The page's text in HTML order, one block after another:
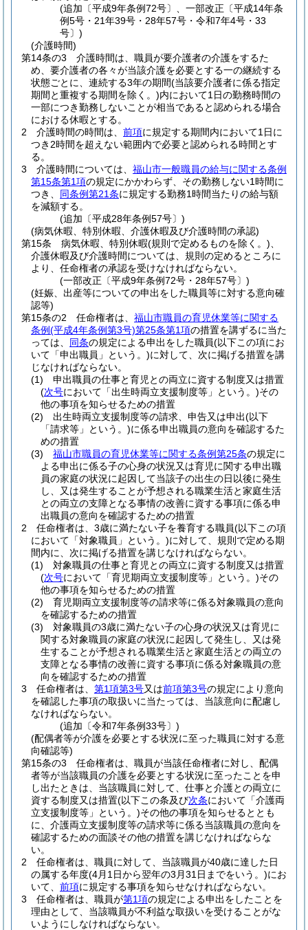
(追加〔平成9年条例72号〕、一部改正〔平成14年条
例5号・21年39号・28年57号・令和7年4号・33
号〕)
(介護時間)
第14条の3
介護時間は、職員が要介護者の介護をするた
め、要介護者の各々が当該介護を必要とする一の継続する
状態ごとに、連続する3年の期間(当該要介護者に係る指定
期間と重複する期間を除く。)内において1日の勤務時間の
一部につき勤務しないことが相当であると認められる場合
における休暇とする。
2
介護時間の時間は、 前項に規定する期間内において1日に
つき2時間を超えない範囲内で必要と認められる時間とす
る。
3
介護時間については、 福山市一般職員の給与に関する条例
第15条第1項の規定にかかわらず、その勤務しない1時間に
つき、 同条例第21条に規定する勤務1時間当たりの給与額
を減額する。
(追加〔平成28年条例57号〕)
(病気休暇、特別休暇、介護休暇及び介護時間の承認)
第15条
病気休暇、特別休暇(規則で定めるものを除く。)
介護休暇及び介護時間については、規則の定めるところに
より、任命権者の承認を受けなければならない。
(一部改正〔平成9年条例72号・28年57号〕)
(妊娠、出産等についての申出をした職員等に対する意向確
認等)
第15条の2
任命権者は、 福山市職員の育児休業等に関する
条例(平成4年条例第3号)第25条第1項の措置を講ずるに当た
っては、 同条の規定による申出をした職員(以下この項にお
いて「申出職員」という。)に対して、次に掲げる措置を講
じなければならない。
(1)
申出職員の仕事と育児との両立に資する制度又は措置
(次号において「出生時両立支援制度等」という。)その
他の事項を知らせるための措置
(2)
出生時両立支援制度等の請求、申告又は申出(以下
「請求等」という。)に係る申出職員の意向を確認するた
めの措置
(3)
福山市職員の育児休業等に関する条例第25条の規定に
よる申出に係る子の心身の状況又は育児に関する申出職
員の家庭の状況に起因して当該子の出生の日以後に発生
し、又は発生することが予想される職業生活と家庭生活
との両立の支障となる事情の改善に資する事項に係る申
出職員の意向を確認するための措置
2
任命権者は、3歳に満たない子を養育する職員(以下この項
において「対象職員」という。)に対して、規則で定める期
間内に、次に掲げる措置を講じなければならない。
(1)
対象職員の仕事と育児との両立に資する制度又は措置
(次号において「育児期両立支援制度等」という。)その
他の事項を知らせるための措置
(2)
育児期両立支援制度等の請求等に係る対象職員の意向
を確認するための措置
(3)
対象職員の3歳に満たない子の心身の状況又は育児に
関する対象職員の家庭の状況に起因して発生し、又は発
生することが予想される職業生活と家庭生活との両立の
支障となる事情の改善に資する事項に係る対象職員の意
向を確認するための措置
3
任命権者は、 第1項第3号又は前項第3号の規定により意向
を確認した事項の取扱いに当たっては、当該意向に配慮し
なければならない。
(追加〔令和7年条例33号〕)
(配偶者等が介護を必要とする状況に至った職員に対する意
向確認等)
第15条の3
任命権者は、職員が当該任命権者に対し、配偶
者等が当該職員の介護を必要とする状況に至ったことを申
し出たときは、当該職員に対して、仕事と介護との両立に
資する制度又は措置(以下この条及び次条において「介護両
立支援制度等」という。)その他の事項を知らせるととも
に、介護両立支援制度等の請求等に係る当該職員の意向を
確認するための面談その他の措置を講じなければならな
い。
2
任命権者は、職員に対して、当該職員が40歳に達した日
の属する年度(4月1日から翌年の3月31日までをいう。)にお
いて、 前項に規定する事項を知らせなければならない。
3
任命権者は、職員が第1項の規定による申出をしたことを
理由として、当該職員が不利益な取扱いを受けることがな
いようにしなければならない。